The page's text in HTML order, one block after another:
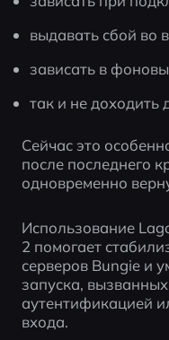
выдавать сбой во
зависать в
так и не
Сейчас это
после последнего
одновременно
Использование
2 помогает
серверов Bungie и
запуска,
аутентификацией
входа.